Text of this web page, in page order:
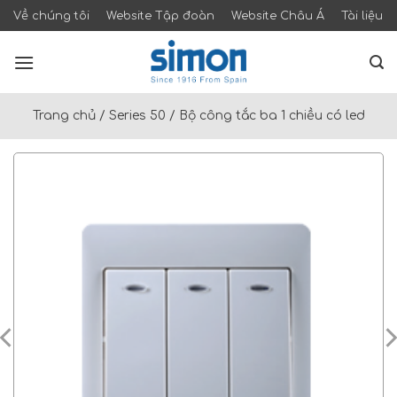
Skip
to
content
Về chúng tôi Website Tập đoàn Website Châu Á Tài liệu
Trang chủ/ Series 50 / Bộ công tắc ba 1 chiều có led